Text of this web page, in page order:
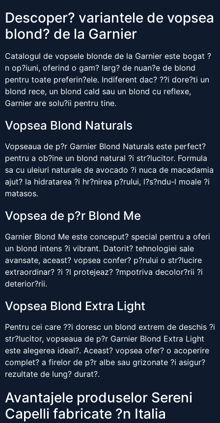
Descoper? variantele de vopsea
blond? de la Garnier
Catalogul de vopsele blonde de la Garnier este bogat ?
n op?iuni, oferind o gam? larg? de nuan?e de blond
pentru toate preferin?ele. Indiferent dac? ??i dore?ti un
blond rece, un blond cald sau un blond cu reflexe,
Garnier are solu?ii pentru tine.
Vopsea Blond Naturals
Vopseaua de p?r Garnier Blond Naturals este perfect?
pentru a ob?ine un blond natural ?i str?lucitor. Formula
sa cu uleiuri naturale de avocado ?i nuca de macadamia
ajut? la hidratarea ?i hr?nirea p?rului, l?s?ndu-l moale ?i
matasos.
Vopsea de p?r Blond Me
Garnier Blond Me este conceput? special pentru a oferi
un blond intens ?i vibrant. Datorit? tehnologiei sale
avansate, aceast? vopsea confer? p?rului o str?lucire
extraordinar? ?i ?l protejeaz? ?mpotriva decolor?rii ?i
deterior?rii.
Vopsea Blond Extra Light
Pentru cei care ??i doresc un blond extrem de deschis ?i
str?lucitor, vopseaua de p?r Garnier Blond Extra Light
este alegerea ideal?. Aceast? vopsea ofer? o acoperire
complet? a firelor de p?r albe sau grizonate ?i asigur?
rezultate de lung? durat?.
Avantajele produselor Sereni
Capelli fabricate ?n Italia